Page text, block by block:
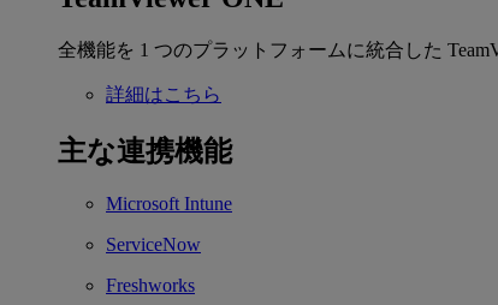
全機能を 1 つのプラットフォームに統合した
詳細はこちら
主な連携機能
Microsoft Intune
ServiceNow
Freshworks